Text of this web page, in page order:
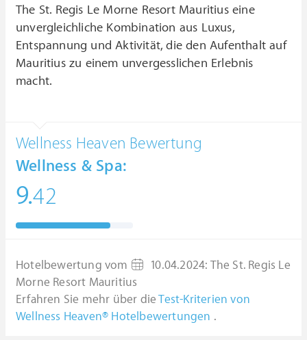
The St. Regis Le Morne Resort Mauritius eine
unvergleichliche Kombination aus Luxus,
Entspannung und Aktivität, die den Aufenthalt auf
Mauritius zu einem unvergesslichen Erlebnis
macht.
Wellness Heaven Bewertung
Wellness & Spa:
9.42
Hotelbewertung vom 10.04.2024: The St. Regis Le
Morne Resort Mauritius
Erfahren Sie mehr über dieTest-Kriterien von
Wellness Heaven® Hotelbewertungen .